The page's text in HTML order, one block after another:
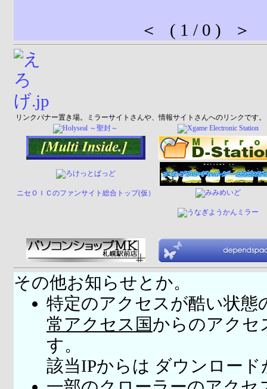
＜ ( 1 / 0 ) ＞
リンクバナー置き場。ミラーサイトさんや、情報サイトさんへのリンクです。
ニセＯＩＣのファンサイト総合トップ(仮）
その他お知らせとか。
特定のアクセスが酷い状態
常アクセス国からのアクセ
す。
該当IPからは ダウンロー